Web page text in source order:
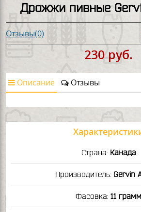
Дрожжи пивные
Отзывы(0)
230 руб.
Описание Отзывы
Страна: Канада
Производитель: Gervin
Фасовка: 11 грамм